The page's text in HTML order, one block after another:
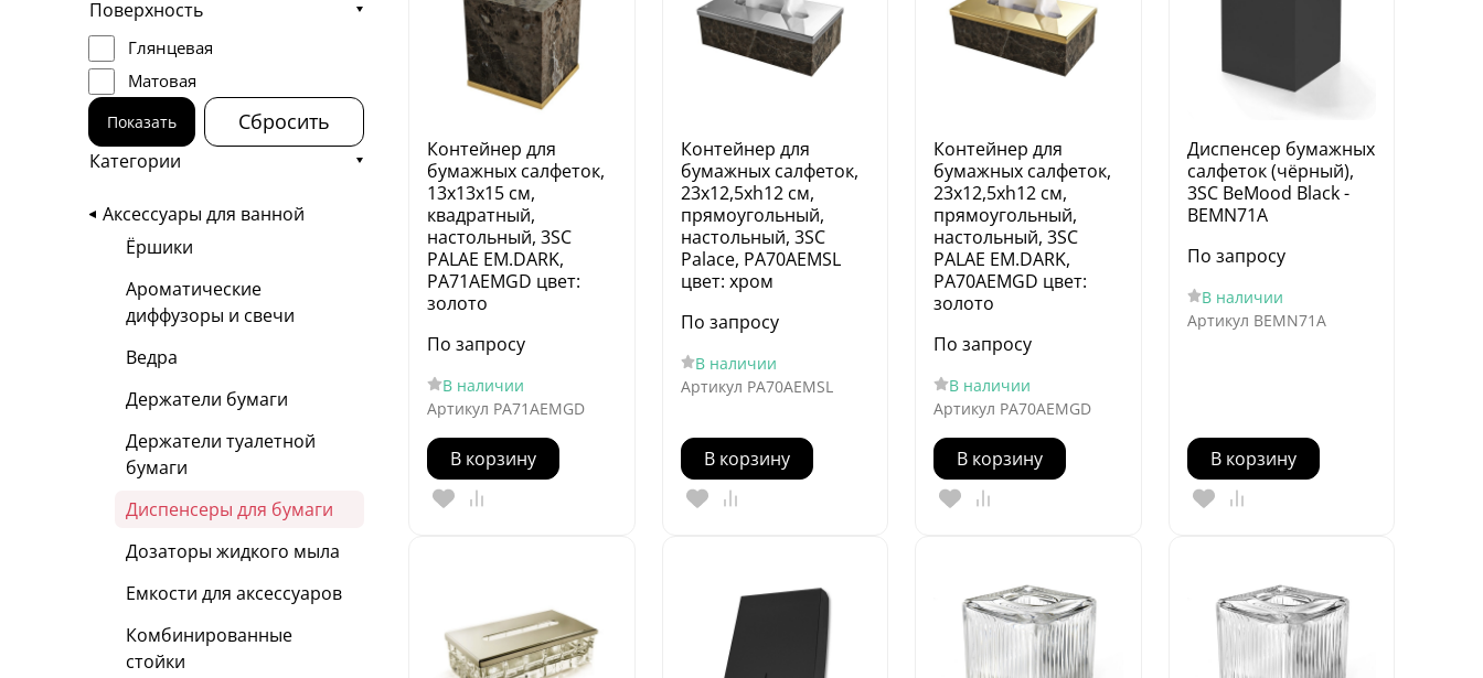
Нержавеющая сталь
Никель
Поверхность
Глянцевая
Матовая
Показать Сбросить
Категории
Аксессуары для ванной
Ёршики
Ароматические
диффузоры и свечи
Ведра
Держатели бумаги
Держатели туалетной
бумаги
Диспенсеры для бумаги
Дозаторы жидкого мыла
Емкости для аксессуаров
Комбинированные
стойки
Контейнер для
бумажных салфеток,
13х13х15 см,
квадратный,
настольный, 3SC
PALAE EM.DARK,
PA71AEMGD цвет:
золото
По запросу
В наличии
Артикул PA71AEMGD
В корзину
Контейнер для
бумажных салфеток,
23х12,5хh12 см,
прямоугольный,
настольный, 3SC
Palace, PA70AEMSL
цвет: хром
По запросу
В наличии
Артикул PA70AEMSL
В корзину
Контейнер для
бумажных салфеток,
23х12,5хh12 см,
прямоугольный,
настольный, 3SC
PALAE EM.DARK,
PA70AEMGD цвет:
золото
По запросу
В наличии
Артикул PA70AEMGD
В корзину
Диспенсер бумажных
салфеток (чёрный),
3SC BeMood Black -
BEMN71A
По запросу
В наличии
Артикул BEMN71A
В корзину